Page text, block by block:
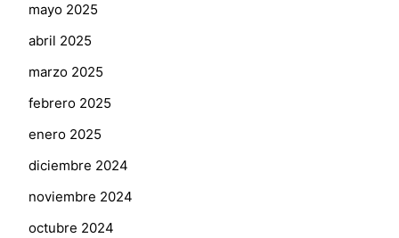
mayo 2025
abril 2025
marzo 2025
febrero 2025
enero 2025
diciembre 2024
noviembre 2024
octubre 2024